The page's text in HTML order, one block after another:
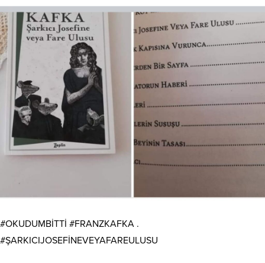
#OKUDUMBİTTİ #FRANZKAFKA .
#ŞARKICIJOSEFİNEVEYAFAREULUSU